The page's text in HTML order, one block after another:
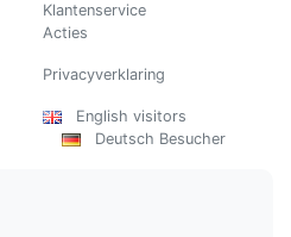
Klantenservice
Acties
Privacyverklaring
English visitors
Deutsch Besucher